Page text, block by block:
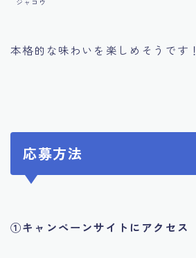
本格的な味わいを楽しめそうです！
応募方法
①キャンペーンサイトにアクセス